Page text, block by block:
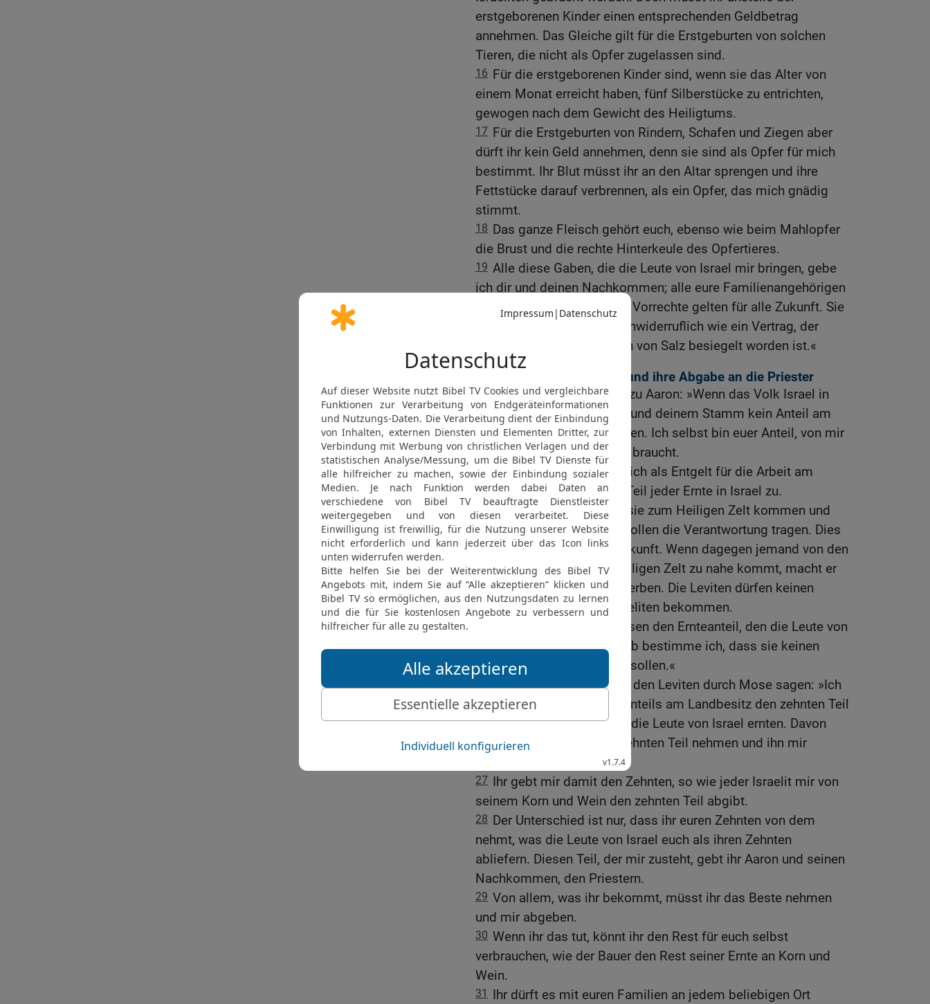
erstgeborenen Kinder einen entsprechenden Geldbetrag
annehmen. Das Gleiche gilt für die Erstgeburten von solchen
Tieren, die nicht als Opfer zugelassen sind.
16 Für die erstgeborenen Kinder sind, wenn sie das Alter von
einem Monat erreicht haben, fünf Silberstücke zu entrichten,
gewogen nach dem Gewicht des Heiligtums.
17 Für die Erstgeburten von Rindern, Schafen und Ziegen aber
dürft ihr kein Geld annehmen, denn sie sind als Opfer für mich
bestimmt. Ihr Blut müsst ihr an den Altar sprengen und ihre
Fettstücke darauf verbrennen, als ein Opfer, das mich gnädig
stimmt.
18 Das ganze Fleisch gehört euch, ebenso wie beim Mahlopfer
die Brust und die rechte Hinterkeule des Opfertieres.
19 Alle diese Gaben, die die Leute von Israel mir bringen, gebe
ich dir und deinen Nachkommen; alle eure Familienangehörigen
dürfen davon essen. Diese Vorrechte gelten für alle Zukunft. Sie
sind in meinen Augen so unwiderruflich wie ein Vertrag, der
durch gemeinsames Essen von Salz besiegelt worden ist.«
Der Unterhalt der Leviten und ihre Abgabe an die Priester
20 Weiter sagte der HERR zu Aaron: »Wenn das Volk Israel in
sein Land kommt, wird dir und deinem Stamm kein Anteil am
Grundbesitz zugeteilt werden. Ich selbst bin euer Anteil, von mir
bekommt ihr alles, was ihr braucht.
21 Den Leviten aber weise ich als Entgelt für die Arbeit am
Heiligen Zelt den zehnten Teil jeder Ernte in Israel zu.
22-23 Künftig sollen allein sie zum Heiligen Zelt kommen und
dort Dienst tun. Sie allein sollen die Verantwortung tragen. Dies
ist ihre Aufgabe für alle Zukunft. Wenn dagegen jemand von den
anderen Israeliten dem Heiligen Zelt zu nahe kommt, macht er
sich schuldig und muss sterben. Die Leviten dürfen keinen
Grundbesitz unter den Israeliten bekommen.
Ich gebe ihnen stattdessen den Ernteanteil, den die Leute von
Israel mir abliefern. Deshalb bestimme ich, dass sie keinen
Landbesitz in Israel haben sollen.«
Weiter ließ der HERR den Leviten durch Mose sagen: »Ich
habe euch anstelle eines Anteils am Landbesitz den zehnten Teil
von dem zugewiesen, was die Leute von Israel ernten. Davon
müsst ihr wiederum den zehnten Teil nehmen und ihn mir
27 Ihr gebt mir damit den Zehnten, so wie jeder Israelit mir von
seinem Korn und Wein den zehnten Teil abgibt.
28 Der Unterschied ist nur, dass ihr euren Zehnten von dem
nehmt, was die Leute von Israel euch als ihren Zehnten
abliefern. Diesen Teil, der mir zusteht, gebt ihr Aaron und seinen
Nachkommen, den Priestern.
29 Von allem, was ihr bekommt, müsst ihr das Beste nehmen
und mir abgeben.
30 Wenn ihr das tut, könnt ihr den Rest für euch selbst
verbrauchen, wie der Bauer den Rest seiner Ernte an Korn und
Wein.
31
Ihr dürft es mit euren Familien an jedem beliebigen Ort